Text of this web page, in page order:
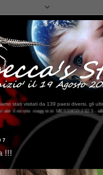
stati visitati da 139 paesi diversi, gli
clikka qui !!!
!!!